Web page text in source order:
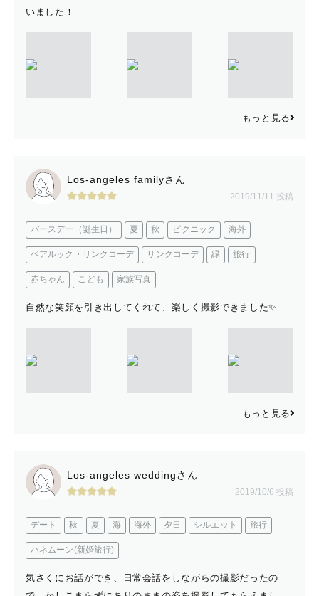
いました！
もっと見る
Los-angeles familyさん
2019/11/11 投稿
バースデー（誕生日） 夏 秋 ピクニック 海外
ペアルック・リンクコーデ リンクコーデ 緑 旅行
赤ちゃん こども 家族写真
自然な笑顔を引き出してくれて、楽しく撮影できました✨
もっと見る
Los-angeles weddingさん
2019/10/6 投稿
デート 秋 夏 海 海外 夕日 シルエット 旅行
ハネムーン(新婚旅行)
気さくにお話ができ、日常会話をしながらの撮影だったの